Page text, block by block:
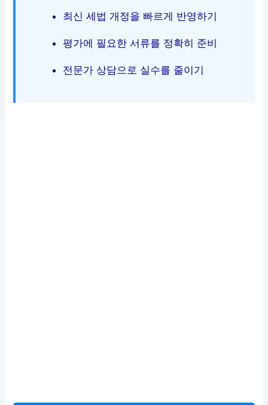
최신 세법 개정을 빠르게 반영하기
평가에 필요한 서류를 정확히 준비
전문가 상담으로 실수를 줄이기